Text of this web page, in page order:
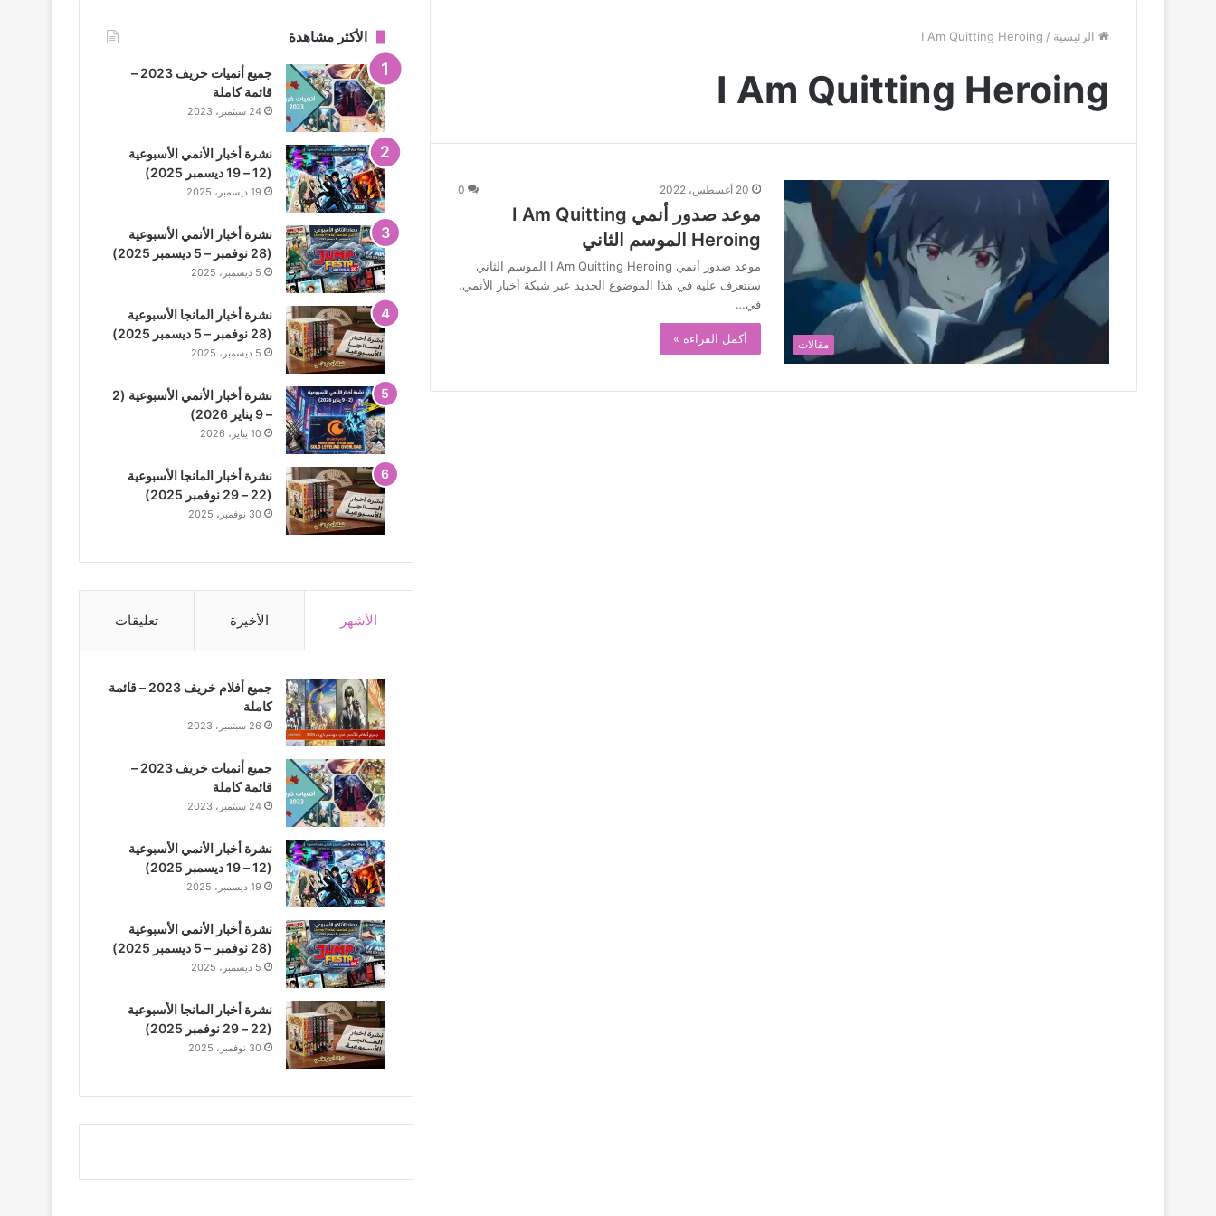
الرئيسية /
I Am Quitting Heroing
I Am Quitting Heroing
مقالات
20 أغسطس، 2022 0
موعد صدور أنمي I Am Quitting
Heroing الموسم الثاني
موعد صدور أنمي I Am Quitting Heroing الموسم الثاني
سنتعرف عليه في هذا الموضوع الجديد عبر شبكة أخبار الأنمي،
في…
أكمل القراءة »
الأكثر مشاهدة
جميع أنميات خريف 2023 –
قائمة كاملة
24 سبتمبر، 2023
نشرة أخبار الأنمي الأسبوعية
(12 – 19 ديسمبر 2025)
19 ديسمبر، 2025
نشرة أخبار الأنمي الأسبوعية
(28 نوفمبر – 5 ديسمبر 2025)
5 ديسمبر، 2025
نشرة أخبار المانجا الأسبوعية
(28 نوفمبر – 5 ديسمبر 2025)
5 ديسمبر، 2025
نشرة أخبار الأنمي الأسبوعية (2
– 9 يناير 2026)
10 يناير، 2026
نشرة أخبار المانجا الأسبوعية
(22 – 29 نوفمبر 2025)
30 نوفمبر، 2025
الأشهر الأخيرة تعليقات
جميع أفلام خريف 2023 – قائمة
كاملة
26 سبتمبر، 2023
جميع أنميات خريف 2023 –
قائمة كاملة
24 سبتمبر، 2023
نشرة أخبار الأنمي الأسبوعية
(12 – 19 ديسمبر 2025)
19 ديسمبر، 2025
نشرة أخبار الأنمي الأسبوعية
(28 نوفمبر – 5 ديسمبر 2025)
5 ديسمبر، 2025
نشرة أخبار المانجا الأسبوعية
(22 – 29 نوفمبر 2025)
30 نوفمبر، 2025